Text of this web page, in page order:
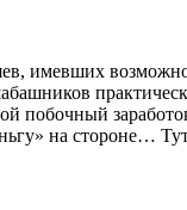
имевших
побочный
на стороне…